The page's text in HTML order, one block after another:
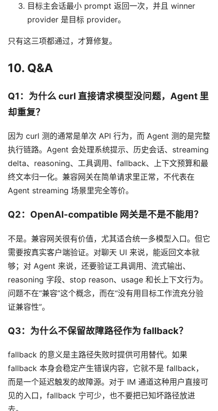
目标主会话最小 prompt 返回一次，并且 winner
provider 是目标 provider。
只有这三项都通过，才算修复。
10. Q&A
Q1：为什么 curl 直接请求模型没问题，Agent 里
却重复？
因为 curl 测的通常是单次 API 行为，而 Agent 测的是完整
执行链路。Agent 会处理系统提示、历史会话、streaming
delta、reasoning、工具调用、fallback、上下文预算和最
终文本归一化。兼容网关在简单请求里正常，不代表在
Agent streaming 场景里完全等价。
Q2：OpenAI-compatible 网关是不是不能用？
不是。兼容网关很有价值，尤其适合统一多模型入口。但它
需要按真实客户端验证。对聊天 UI 来说，能返回文本就
够；对 Agent 来说，还要验证工具调用、流式输出、
reasoning 字段、stop reason、usage 和长上下文行为。
问题不在“兼容”这个概念，而在“没有用目标工作流充分验
证兼容性”。
Q3：为什么不保留故障路径作为 fallback？
fallback 的意义是主路径失败时提供可用替代。如果
fallback 本身会稳定产生错误内容，它就不是 fallback，
而是一个延迟触发的故障源。对于 IM 通道这种用户直接可
见的入口，fallback 宁可少，也不要把已知坏路径放进